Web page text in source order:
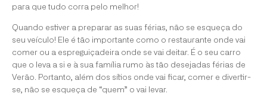
para que tudo corra pelo melhor!
Quando estiver a preparar as suas férias, não se esqueça do
seu veículo! Ele é tão importante como o restaurante onde vai
comer ou a espreguiçadeira onde se vai deitar. É o seu carro
que o leva a si e à sua família rumo às tão desejadas férias de
Verão. Portanto, além dos sítios onde vai ficar, comer e divertir-
se, não se esqueça de “quem” o vai levar.